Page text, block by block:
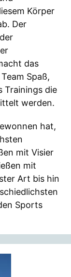
Körper
Der
das
Spaß,
Trainings die
werden.
hat,
mit Visier
mit
Art bis hin
Sports